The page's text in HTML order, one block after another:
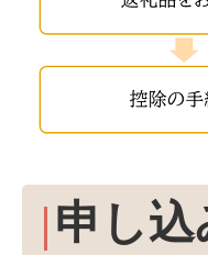
申し